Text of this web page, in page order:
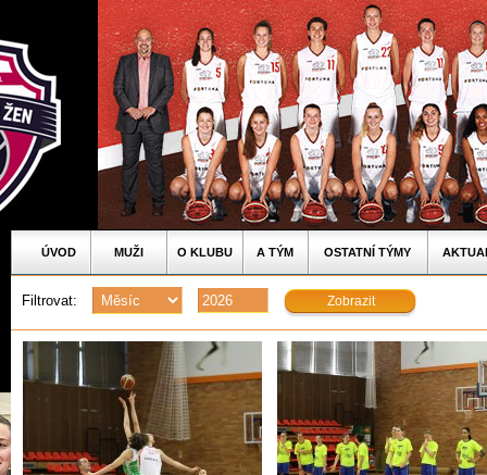
ÚVOD MUŽI O KLUBU A TÝM OSTATNÍ TÝMY
Filtrovat: